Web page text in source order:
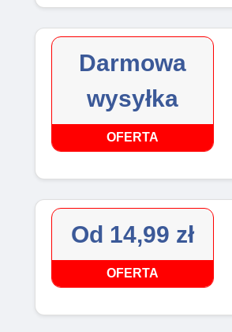
Darmowa
wysyłka
OFERTA
Od 14,99 zł
OFERTA